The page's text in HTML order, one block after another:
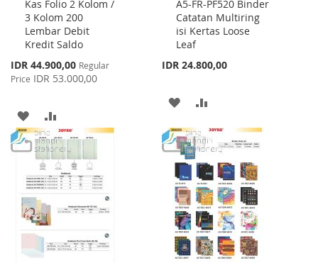
Kas Folio 2 Kolom /
3 Kolom 200
Lembar Debit
Kredit Saldo
Special
Price
IDR 44.900,00 Regular
Price IDR 53.000,00
to
Cart
ADD
TO
WISH
LIST
TO
COMPARE
A5-FR-PF520 Binder
Catatan Multiring
isi Kertas Loose
Leaf
IDR 24.800,00
to
Cart
ADD
TO
WISH
LIST
TO
COMPARE